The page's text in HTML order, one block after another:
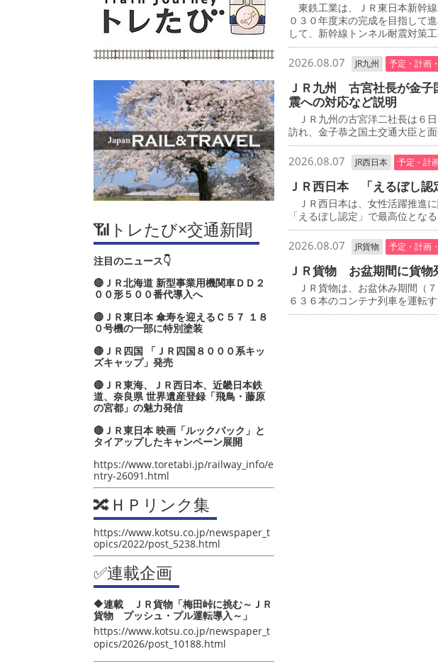
📶トレたび×交通新聞
注目のニュース👇
🔴ＪＲ北海道 新型事業用機関車ＤＤ２
００形５００番代導入へ
🔴ＪＲ東日本 傘寿を迎えるＣ５７ １８
０号機の一部に特別塗装
🔴ＪＲ四国 「ＪＲ四国８０００系キッ
ズキャップ」発売
🔴ＪＲ東海、ＪＲ西日本、近畿日本鉄
道、奈良県 世界遺産登録「飛鳥・藤原
の宮都」の魅力発信
🔴ＪＲ東日本 映画「ルックバック」と
タイアップしたキャンペーン展開
https://www.toretabi.jp/railway_info/e
ntry-26091.html
🔀ＨＰリンク集
https://www.kotsu.co.jp/newspaper_t
opics/2022/post_5238.html
✅連載企画
🔶連載 ＪＲ貨物「梅田峠に挑む～ＪＲ
貨物 プッシュ・プル運転導入～」
https://www.kotsu.co.jp/newspaper_t
opics/2026/post_10188.html
東鉄工業は、ＪＲ東日本新幹
０３０年度末の完成を目指して
して、新幹線トンネル耐震対策
2026.08.07 JR九州 予定・計画
ＪＲ九州 古宮社長が金
震への対応など説明
ＪＲ九州の古宮洋二社長は６
訪れ、金子恭之国土交通大臣と面
2026.08.07 JR西日本 予定・計
ＪＲ西日本 「えるぼし認
ＪＲ西日本は、女性活躍推進
「えるぼし認定」で最高位とな
2026.08.07 JR貨物 予定・計画
ＪＲ貨物 お盆期間に貨物
ＪＲ貨物は、お盆休み期間（
６３６本のコンテナ列車を運転す